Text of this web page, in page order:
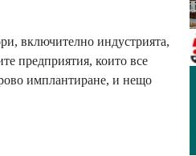
включително индустрията,
предприятия, които все
имплантиране, и нещо